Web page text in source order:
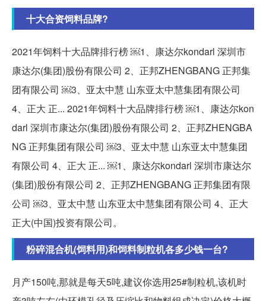
十大合资饲料品牌?
2021年饲料十大品牌排行榜 ￼1、康达尔kondarl 深圳市
康达尔(集团)股份有限公司 2、正邦ZHENGBANG 正邦集
团有限公司 ￼3、亚太中慧 山东亚太中慧集团有限公司
4、正大 正... 2021年饲料十大品牌排行榜 ￼1、康达尔kon
darl 深圳市康达尔(集团)股份有限公司 2、正邦ZHENGBA
NG 正邦集团有限公司 ￼3、亚太中慧 山东亚太中慧集团
有限公司 4、正大 正... ￼1、康达尔kondarl 深圳市康达尔
(集团)股份有限公司 2、正邦ZHENGBANG 正邦集团有限
公司 ￼3、亚太中慧 山东亚太中慧集团有限公司 4、正大
正大(中国)投资有限公司。
粉碎混合机(饲料用)和饲料制粒机各多少钱一台?
月产150吨,那就是每天5吨,建议你选用25#制粒机,该机时